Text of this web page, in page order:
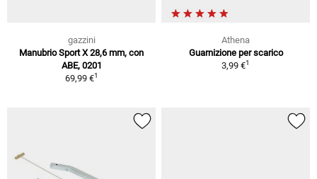
gazzini
Manubrio Sport X 28,6 mm, con
ABE, 0201
69,99 €1
Athena
Guarnizione per scarico
3,99 €1